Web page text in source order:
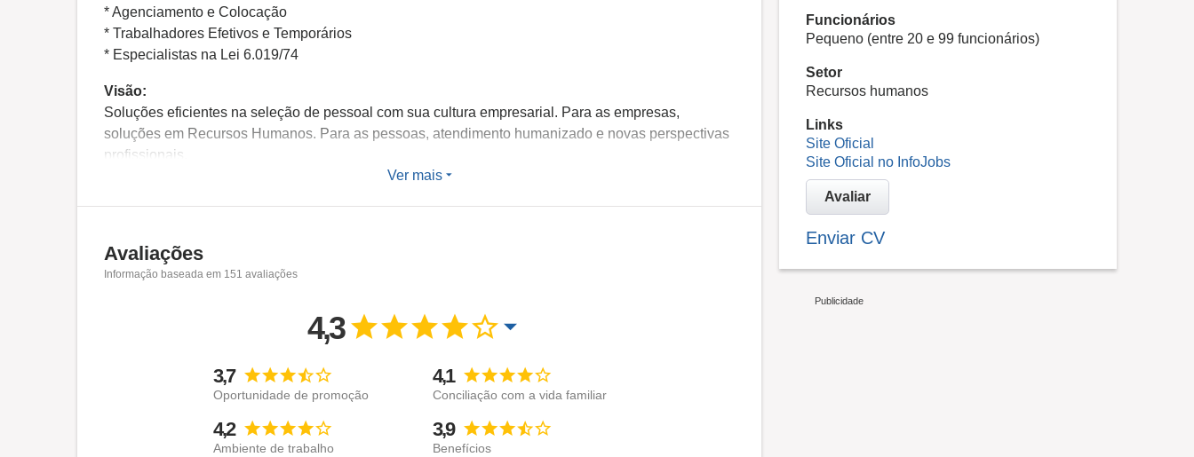
* Agenciamento e Colocação
* Trabalhadores Efetivos e Temporários
* Especialistas na Lei 6.019/74
Visão:
Soluções eficientes na seleção de pessoal com sua cultura empresarial. Para as empresas,
soluções em Recursos Humanos. Para as pessoas, atendimento humanizado e novas perspectivas
profissionais.
Seleção; Atendimento Personalizado Compromisso; Solução e Resultado.
Ver mais
Avaliações
Informação baseada em 151 avaliações
4,3
3,7
Oportunidade de promoção
4,1
Conciliação com a vida familiar
4,2
Ambiente de trabalho
3,9
Benefícios
Funcionários
Pequeno (entre 20 e 99 funcionários)
Setor
Recursos humanos
Links
Site Oficial
Site Oficial no InfoJobs
Avaliar
Enviar CV